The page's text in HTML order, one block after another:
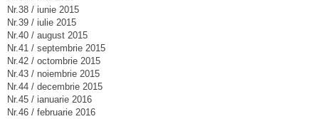
Nr.38 / iunie 2015
Nr.39 / iulie 2015
Nr.40 / august 2015
Nr.41 / septembrie 2015
Nr.42 / octombrie 2015
Nr.43 / noiembrie 2015
Nr.44 / decembrie 2015
Nr.45 / ianuarie 2016
Nr.46 / februarie 2016